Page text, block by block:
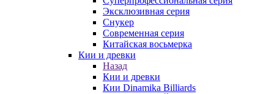
Эксклюзивная серия
Снукер
Современная серия
Китайская восьмерка
Кии и древки
Назад
Кии и древки
Кии Dinamika Billiards